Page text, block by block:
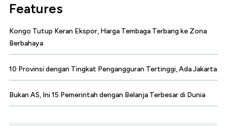
Features
Kongo Tutup Keran Ekspor, Harga Tembaga Terbang ke Zona
Berbahaya
10 Provinsi dengan Tingkat Pengangguran Tertinggi, Ada Jakarta
Bukan AS, Ini 15 Pemerintah dengan Belanja Terbesar di Dunia